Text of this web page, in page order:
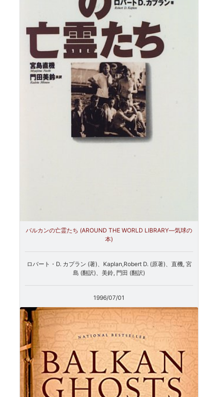
バルカンの亡霊たち (AROUND THE WORLD LIBRARY―気球の
本)
ロバート・D. カプラン (著)、Kaplan,Robert D. (原著)、直機, 宮
島 (翻訳)、美鈴, 門田 (翻訳)
1996/07/01